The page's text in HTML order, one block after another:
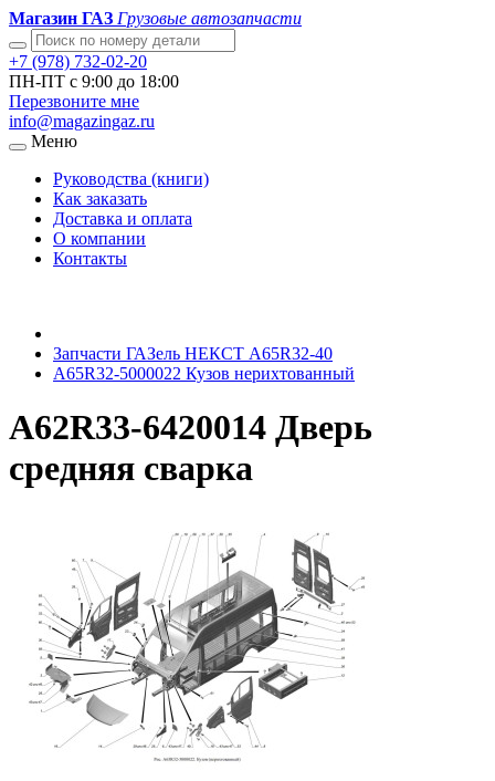
Магазин ГАЗ Грузовые автозапчасти
+7 (978) 732-02-20
ПН-ПТ с 9:00 до 18:00
Перезвоните мне
info@magazingaz.ru
Меню
Руководства (книги)
Как заказать
Доставка и оплата
О компании
Контакты
Запчасти ГАЗель НЕКСТ A65R32-40
A65R32-5000022 Кузов нерихтованный
А62R33-6420014 Дверь
средняя сварка